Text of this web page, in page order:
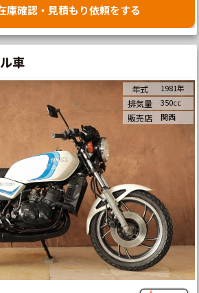
庫確認・見積もり依頼をする
車
年式 1981年
排気量 350cc
販売店 関西